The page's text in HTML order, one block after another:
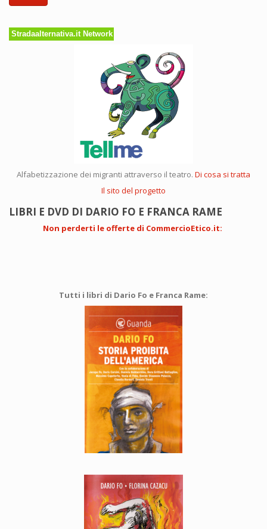
Stradaalternativa.it Network
Alfabetizzazione dei migranti attraverso il teatro. Di cosa si tratta
Il sito del progetto
LIBRI E DVD DI DARIO FO E FRANCA RAME
Non perderti le offerte di CommercioEtico.it:
Tutti i libri di Dario Fo e Franca Rame: